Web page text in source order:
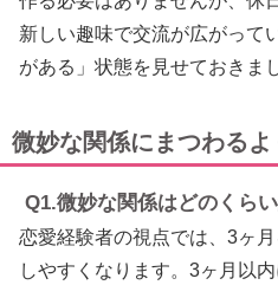
新しい趣味で交流が広がって
がある」状態を見せておきま
微妙な関係にまつわる
Q1.微妙な関係はどのくら
恋愛経験者の視点では、3ヶ
しやすくなります。3ヶ月以